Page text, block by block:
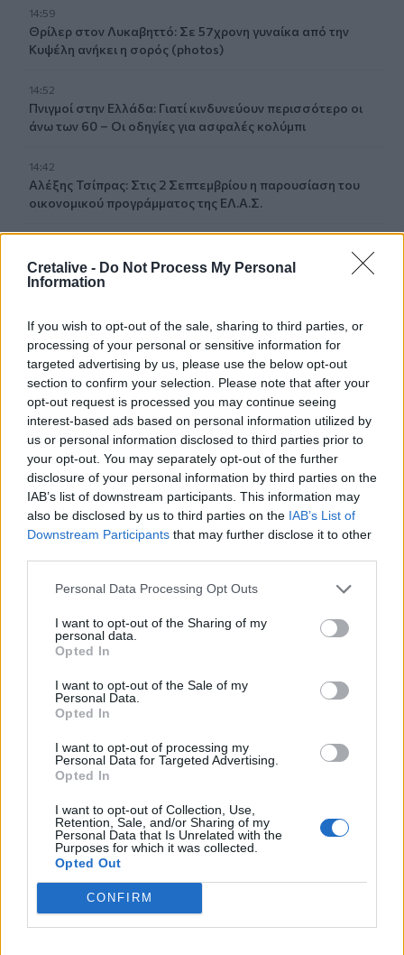
Cretalive - Do Not Process My Personal
Information
If you wish to opt-out of the sale, sharing to third parties, or
processing of your personal or sensitive information for
targeted advertising by us, please use the below opt-out
section to confirm your selection. Please note that after your
opt-out request is processed you may continue seeing
interest-based ads based on personal information utilized by
us or personal information disclosed to third parties prior to
your opt-out. You may separately opt-out of the further
disclosure of your personal information by third parties on the
IAB’s list of downstream participants. This information may
also be disclosed by us to third parties on the IAB’s List of
Downstream Participants that may further disclose it to other
Personal Data Processing Opt Outs
I want to opt-out of the Sharing of my
personal data.
Opted In
I want to opt-out of the Sale of my
Personal Data.
Opted In
I want to opt-out of processing my
Personal Data for Targeted Advertising.
Opted In
I want to opt-out of Collection, Use,
Retention, Sale, and/or Sharing of my
Personal Data that Is Unrelated with the
Purposes for which it was collected.
Opted Out
CONFIRM
14:59
Θρίλερ στον Λυκαβηττό: Σε 57χρονη γυναίκα από την
Κυψέλη ανήκει η σορός (photos)
14:52
Πνιγμοί στην Ελλάδα: Γιατί κινδυνεύουν περισσότερο οι
άνω των 60 – Οι οδηγίες για ασφαλές κολύμπι
14:42
Αλέξης Τσίπρας: Στις 2 Σεπτεμβρίου η παρουσίαση του
οικονομικού προγράμματος της ΕΛ.Α.Σ.
ΟΦΗ: Η τρίτη φανέλα για τη νέα σεζόν - «Το πορτοκαλί
που κουβαλά την ιστορία μας»
14:34
Χαμός με τον Μπρούκλιν Μπέκαμ που έβρασε ζυμαρικά
με θαλασσινό νερό (video)
14:26
Καλοκαίρι και αλλεργίες: Πότε απαιτείται προσοχή και
ποια συμπτώματα δεν πρέπει να αγνοούμε
14:23
ΟΦΗ: Φουλάρει για sold out στο Σούπερ Καπ με την ΑΕΚ!
14:12
Τεχεράνης - Ομάν
ΣΧΕΤΙΚA AΡΘΡΑ
Ταϊλάνδη: Στους 9 οι νεκροί μετά τον θάνατο ενός
ΚΟΣΜΟΣ 15:48
Ταϊλάνδη: Στους 9 οι νεκροί μετά
Ταϊλάνδη: Στους 9 οι νεκροί μετά
τον θάνατο ενός 12χρονου
πυροβολισμούς σε σχολείο